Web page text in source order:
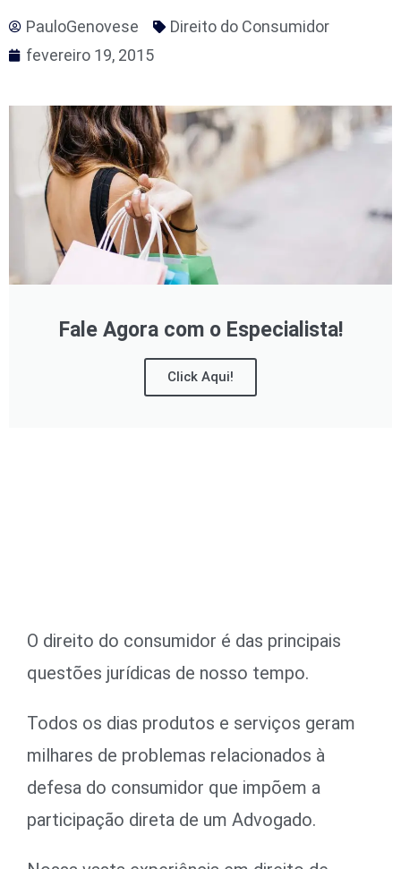
PauloGenovese
Direito do Consumidor
fevereiro 19, 2015
Fale Agora com o Especialista!
Click Aqui!
O direito do consumidor é das principais
questões jurídicas de nosso tempo.
Todos os dias produtos e serviços geram
milhares de problemas relacionados à
defesa do consumidor que impõem a
participação direta de um Advogado.